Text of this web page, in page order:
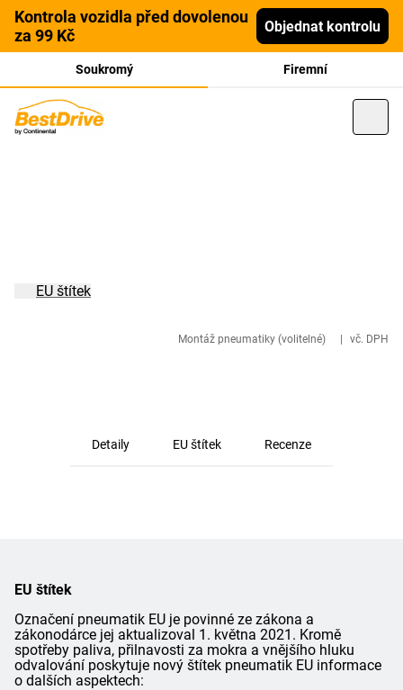
Kontrola vozidla před dovolenou
za 99 Kč
Objednat kontrolu
Soukromý Firemní
Montáž pneumatiky (volitelné) vč. DPH
EU štítek
Detaily EU štítek Recenze
EU štítek
Označení pneumatik EU je povinné ze zákona a
zákonodárce jej aktualizoval 1. května 2021. Kromě
spotřeby paliva, přilnavosti za mokra a vnějšího hluku
odvalování poskytuje nový štítek pneumatik EU informace
o dalších aspektech: